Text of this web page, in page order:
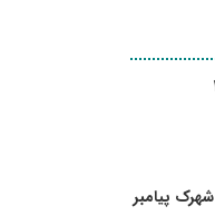
دفتر پیشخوان دولت شماره 192 شهرک پیامبر